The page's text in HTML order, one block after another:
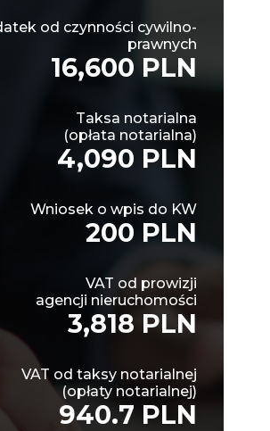
od czynności cywilno-
prawnych
16,600 PLN
Taksa notarialna
(opłata notarialna)
4,090 PLN
Wniosek o wpis do KW
200 PLN
VAT od prowizji
agencji nieruchomości
3,818 PLN
VAT od taksy notarialnej
(opłaty notarialnej)
940.7 PLN